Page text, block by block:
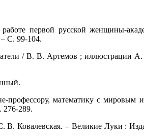
первой русской женщины-
С. 99-104.
/ В. В. Артемов ; иллюстрации
математику с мировым
276-289.
Ковалевская. – Великие Луки :